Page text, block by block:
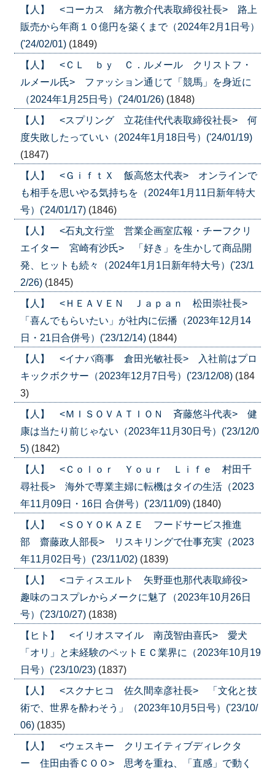
【人】 <コーカス 緒方教介代表取締役社長> 路上
販売から年商１０億円を築くまで（2024年2月1日号）
('24/02/01) (1849)
【人】 <ＣＬ ｂｙ Ｃ．ルメール クリストフ・
ルメール氏> ファッション通じて「競馬」を身近に
（2024年1月25日号）('24/01/26) (1848)
【人】 <スプリング 立花佳代代表取締役社長> 何
度失敗したっていい（2024年1月18日号）('24/01/19)
(1847)
【人】 <ＧｉｆｔＸ 飯高悠太代表> オンラインで
も相手を思いやる気持ちを（2024年1月11日新年特大
号）('24/01/17) (1846)
【人】 <石丸文行堂 営業企画室広報・チーフクリ
エイター 宮崎有沙氏> 「好き」を生かして商品開
発、ヒットも続々（2024年1月1日新年特大号）('23/1
2/26) (1845)
【人】 <ＨＥＡＶＥＮ Ｊａｐａｎ 松田崇社長>
「喜んでもらいたい」が社内に伝播（2023年12月14
日・21日合併号）('23/12/14) (1844)
【人】 <イナバ商事 倉田光敏社長> 入社前はプロ
キックボクサー（2023年12月7日号）('23/12/08) (184
3)
【人】 <ＭＩＳＯＶＡＴＩＯＮ 斉藤悠斗代表> 健
康は当たり前じゃない（2023年11月30日号）('23/12/0
5) (1842)
【人】 <Ｃｏｌｏｒ Ｙｏｕｒ Ｌｉｆｅ 村田千
尋社長> 海外で専業主婦に転機はタイの生活（2023
年11月09日・16日 合併号）('23/11/09) (1840)
【人】 <ＳＯＹＯＫＡＺＥ フードサービス推進
部 齋藤政人部長> リスキリングで仕事充実（2023
年11月02日号）('23/11/02) (1839)
【人】 <コティスエルト 矢野亜也那代表取締役>
趣味のコスプレからメークに魅了（2023年10月26日
号）('23/10/27) (1838)
【ヒト】 <イリオスマイル 南茂智由喜氏> 愛犬
「オリ」と未経験のペットＥＣ業界に（2023年10月19
日号）('23/10/23) (1837)
【人】 <スクナヒコ 佐久間幸彦社長> 「文化と技
術で、世界を酔わそう」（2023年10月5日号）('23/10/
06) (1835)
【人】 <ウェスキー クリエイティブディレクタ
ー 住田由香ＣＯＯ> 思考を重ね、「直感」で動く